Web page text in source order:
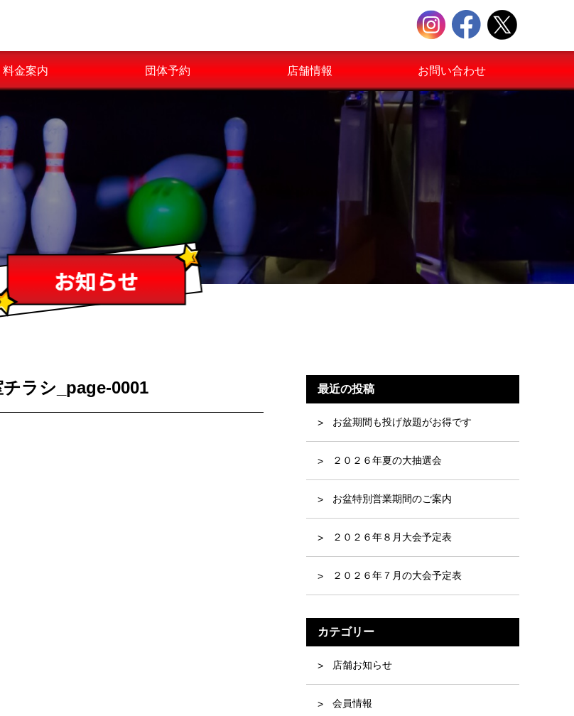
料金案内 団体予約 店舗情報 お問い合わせ
ラシ_page-0001 最近の投稿
お盆期間も投げ放題がお得です
２０２６年夏の大抽選会
お盆特別営業期間のご案内
２０２６年８月大会予定表
２０２６年７月の大会予定表
カテゴリー
店舗お知らせ
会員情報